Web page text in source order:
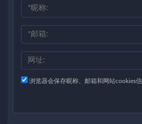
浏览器会保存昵称、邮箱和网站cookies